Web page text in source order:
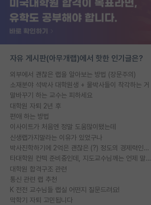
자유 게시판(아무개랩)에서 핫한 인기글은?
외부에서 괜찮은 랩을 알아보는 방법 (장문주의)
소재분야 석박사 대학원생 + 물박사들이 착각하는 거
말바꾸기 하는 교수는 피하세요
대학원 자퇴 2년 후
편애 하는 방법
이사이트가 처음엔 정말 도움많이됐는데
신생랩가지말라는 이유가 있었구나
박사진학하기에 2억은 괜찮은 (?) 정도의 경제력인가요
타대학원 컨텍 준비중인데, 지도교수님께는 언제 말씀드려야 할까요?
대학원 합격구조 관련
통신 관련 랩 추천
K 전전 교수님들 랩실 어떤지 질문드려요!
막학기 자퇴 고민됩니다